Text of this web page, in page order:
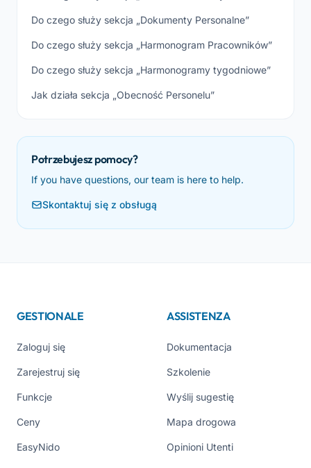
Do czego służy sekcja „Dokumenty Personalne”
Do czego służy sekcja „Harmonogram Pracowników”
Do czego służy sekcja „Harmonogramy tygodniowe”
Jak działa sekcja „Obecność Personelu”
Potrzebujesz pomocy?
If you have questions, our team is here to help.
Skontaktuj się z obsługą
GESTIONALE
Zaloguj się
Zarejestruj się
Funkcje
Ceny
EasyNido
ASSISTENZA
Dokumentacja
Szkolenie
Wyślij sugestię
Mapa drogowa
Opinioni Utenti